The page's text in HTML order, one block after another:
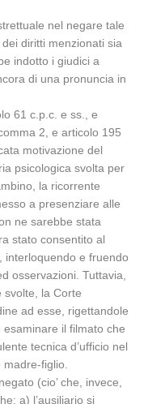
nel negare tale
diritti menzionati sia
indotto i giudici a
di una pronuncia in
61 c.p.c. e ss., e
2, e articolo 195
motivazione del
psicologica svolta per
la ricorrente
a presenziare alle
ne sarebbe stata
stato consentito al
interloquendo e fruendo
osservazioni. Tuttavia,
svolte, la Corte
ad esse, rigettandole
il filmato che
tecnica d’ufficio nel
figlio.
(cio’ che, invece,
a) l’ausiliario si